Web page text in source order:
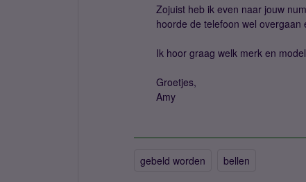
Zojuist heb ik even naar jouw
hoorde de telefoon wel
Ik hoor graag welk merk en
Groetjes,
Amy
gebeld worden bellen